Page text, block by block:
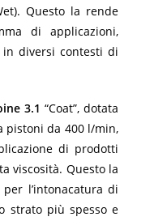
Questo la rende
di applicazioni,
diversi contesti di
3.1 “Coat”, dotata
pistoni da 400 l/min,
di prodotti
viscosità. Questo la
l’intonacatura di
strato più spesso e